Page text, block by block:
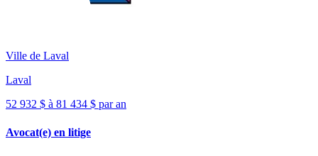
Ville de Laval
Laval
52 932 $ à 81 434 $ par an
Avocat(e) en litige